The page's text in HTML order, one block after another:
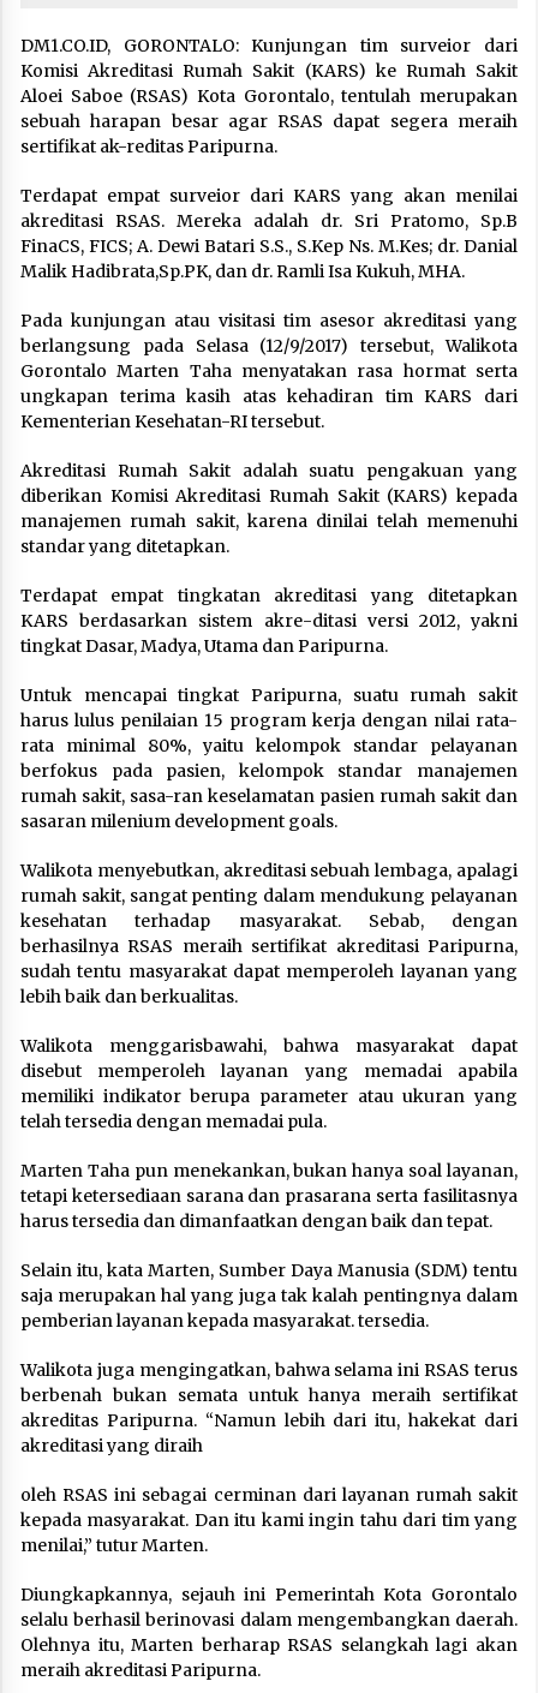
DM1.CO.ID, GORONTALO: Kunjungan tim surveior dari
Komisi Akreditasi Rumah Sakit (KARS) ke Rumah Sakit
Aloei Saboe (RSAS) Kota Gorontalo, tentulah merupakan
sebuah harapan besar agar RSAS dapat segera meraih
sertifikat ak-reditas Paripurna.
Terdapat empat surveior dari KARS yang akan menilai
akreditasi RSAS. Mereka adalah dr. Sri Pratomo, Sp.B
FinaCS, FICS; A. Dewi Batari S.S., S.Kep Ns. M.Kes; dr. Danial
Malik Hadibrata,Sp.PK, dan dr. Ramli Isa Kukuh, MHA.
Pada kunjungan atau visitasi tim asesor akreditasi yang
berlangsung pada Selasa (12/9/2017) tersebut, Walikota
Gorontalo Marten Taha menyatakan rasa hormat serta
ungkapan terima kasih atas kehadiran tim KARS dari
Kementerian Kesehatan-RI tersebut.
Akreditasi Rumah Sakit adalah suatu pengakuan yang
diberikan Komisi Akreditasi Rumah Sakit (KARS) kepada
manajemen rumah sakit, karena dinilai telah memenuhi
standar yang ditetapkan.
Terdapat empat tingkatan akreditasi yang ditetapkan
KARS berdasarkan sistem akre-ditasi versi 2012, yakni
tingkat Dasar, Madya, Utama dan Paripurna.
Untuk mencapai tingkat Paripurna, suatu rumah sakit
harus lulus penilaian 15 program kerja dengan nilai rata-
rata minimal 80%, yaitu kelompok standar pelayanan
berfokus pada pasien, kelompok standar manajemen
rumah sakit, sasa-ran keselamatan pasien rumah sakit dan
sasaran milenium development goals.
Walikota menyebutkan, akreditasi sebuah lembaga, apalagi
rumah sakit, sangat penting dalam mendukung pelayanan
kesehatan terhadap masyarakat. Sebab, dengan
berhasilnya RSAS meraih sertifikat akreditasi Paripurna,
sudah tentu masyarakat dapat memperoleh layanan yang
lebih baik dan berkualitas.
Walikota menggarisbawahi, bahwa masyarakat dapat
disebut memperoleh layanan yang memadai apabila
memiliki indikator berupa parameter atau ukuran yang
telah tersedia dengan memadai pula.
Marten Taha pun menekankan, bukan hanya soal layanan,
tetapi ketersediaan sarana dan prasarana serta fasilitasnya
harus tersedia dan dimanfaatkan dengan baik dan tepat.
Selain itu, kata Marten, Sumber Daya Manusia (SDM) tentu
saja merupakan hal yang juga tak kalah pentingnya dalam
pemberian layanan kepada masyarakat. tersedia.
Walikota juga mengingatkan, bahwa selama ini RSAS terus
berbenah bukan semata untuk hanya meraih sertifikat
akreditas Paripurna. “Namun lebih dari itu, hakekat dari
akreditasi yang diraih
oleh RSAS ini sebagai cerminan dari layanan rumah sakit
kepada masyarakat. Dan itu kami ingin tahu dari tim yang
menilai,” tutur Marten.
Diungkapkannya, sejauh ini Pemerintah Kota Gorontalo
selalu berhasil berinovasi dalam mengembangkan daerah.
Olehnya itu, Marten berharap RSAS selangkah lagi akan
meraih akreditasi Paripurna.